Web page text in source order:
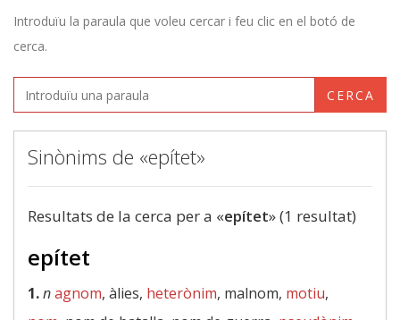
Introduïu la paraula que voleu cercar i feu clic en el botó de
cerca.
CERCA
Sinònims de «epítet»
Resultats de la cerca per a «epítet» (1 resultat)
epítet
1.nagnom, àlies, heterònim, malnom, motiu,